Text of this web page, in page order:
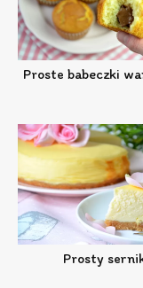
Proste babeczki
Prosty